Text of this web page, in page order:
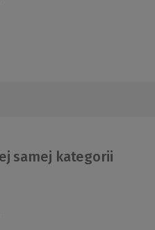
samej kategorii